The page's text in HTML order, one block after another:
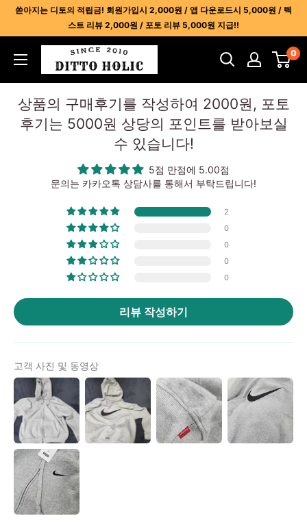
쏟아지는 디토의 적립금! 회원가입시 2,000원 / 앱 다운로드시 5,000원 / 텍
스트 리뷰 2,000원 / 포토 리뷰 5,000원 지급!!
릭
-
러
급
·S
급
하
이
엔
드
0
상품의 구매후기를 작성하여 2000원, 포토
후기는 5000원 상당의 포인트를 받아보실
수 있습니다!
5점 만점에 5.00점
문의는 카카오톡 상담사를 통해서 부탁드립니다!
2
0
0
0
0
리뷰 작성하기
고객 사진 및 동영상